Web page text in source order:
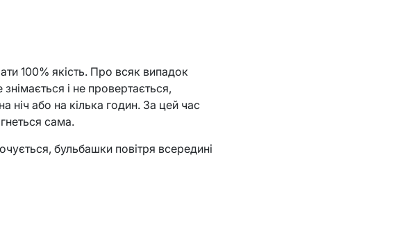
100% якість. Про всяк випадок
і не провертається,
або на кілька годин. За цей час
сама.
бульбашки повітря всередині